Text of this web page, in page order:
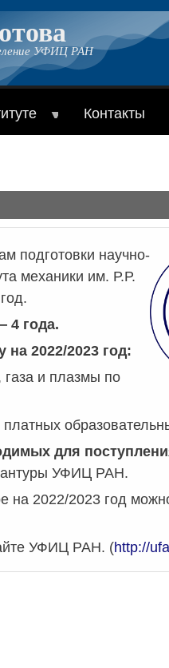
УФИЦ РАН
Контакты
подготовки научно-
механики им. Р.Р.
4 года.
2022/2023 год:
и плазмы по
для
УФИЦ РАН.
на 2022/2023 год
УФИЦ РАН. (http://